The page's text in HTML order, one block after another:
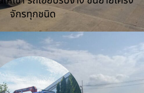
จักรทุกชนิด